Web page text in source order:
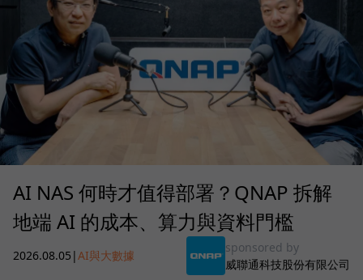
AI NAS 何時才值得部署？QNAP 拆解
地端 AI 的成本、算力與資料門檻
2026.08.05 |AI與大數據
sponsored by
威聯通科技股份有限公司